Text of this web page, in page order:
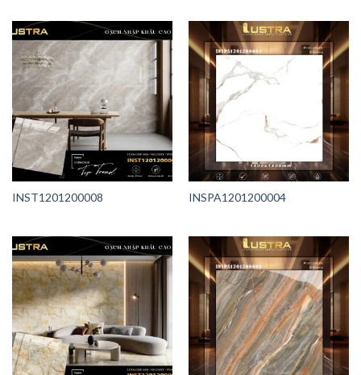
INST1201200008 INSPA1201200004